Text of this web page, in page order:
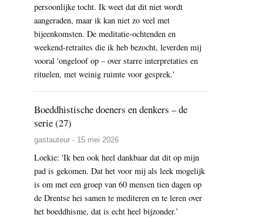
persoonlijke tocht. Ik weet dat dit niet wordt
aangeraden, maar ik kan niet zo veel met
bijeenkomsten. De meditatie-ochtenden en
weekend-retraites die ik heb bezocht, leverden mij
vooral 'ongeloof op – over starre interpretaties en
rituelen, met weinig ruimte voor gesprek.'
Boeddhistische doeners en denkers – de
serie (27)
gastauteur - 15 mei 2026
Loekie: 'Ik ben ook heel dankbaar dat dit op mijn
pad is gekomen. Dat het voor mij als leek mogelijk
is om met een groep van 60 mensen tien dagen op
de Drentse hei samen te mediteren en te leren over
het boeddhisme, dat is echt heel bijzonder.’